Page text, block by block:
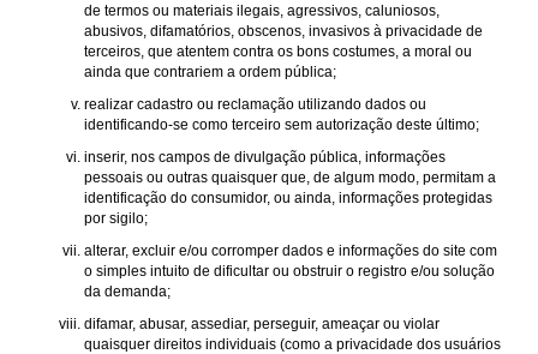
de termos ou materiais ilegais, agressivos, caluniosos,
abusivos, difamatórios, obscenos, invasivos à privacidade de
terceiros, que atentem contra os bons costumes, a moral ou
ainda que contrariem a ordem pública;
realizar cadastro ou reclamação utilizando dados ou
identificando-se como terceiro sem autorização deste último;
inserir, nos campos de divulgação pública, informações
pessoais ou outras quaisquer que, de algum modo, permitam a
identificação do consumidor, ou ainda, informações protegidas
por sigilo;
alterar, excluir e/ou corromper dados e informações do site com
o simples intuito de dificultar ou obstruir o registro e/ou solução
da demanda;
difamar, abusar, assediar, perseguir, ameaçar ou violar
quaisquer direitos individuais (como a privacidade dos usuários